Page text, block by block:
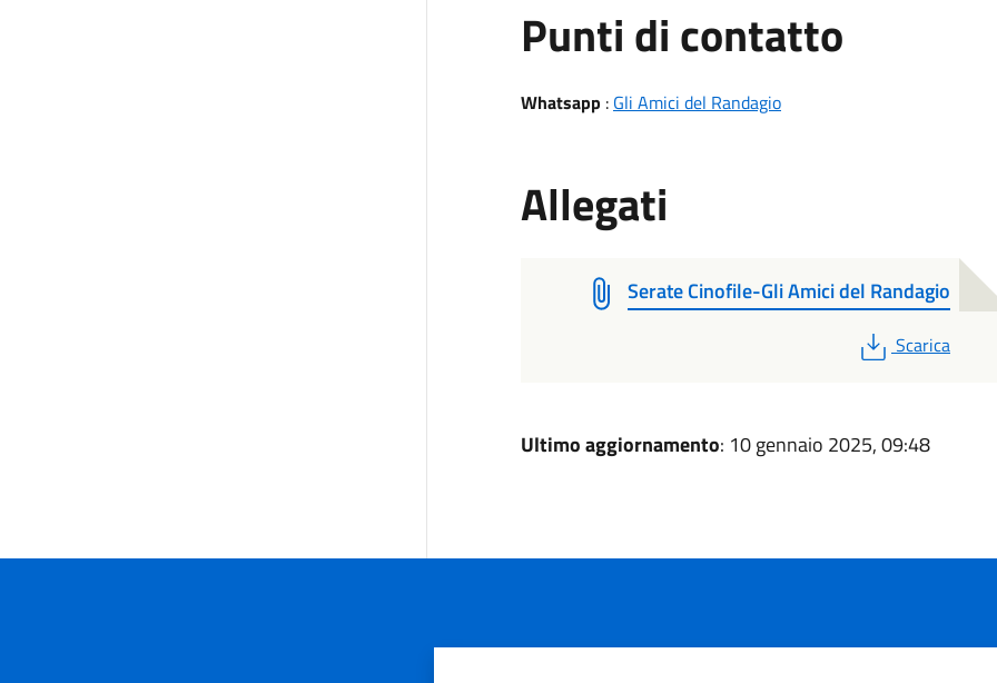
Punti di contatto
Whatsapp : Gli Amici del Randagio
Allegati
Serate Cinofile-Gli Amici del Randagio
PDF
Scarica
Ultimo aggiornamento: 10 gennaio 2025, 09:48